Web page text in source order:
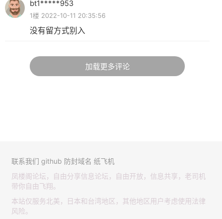
bt1*****953
1楼 2022-10-11 20:35:56
没有留方式别入
加载更多评论
联系我们 github 防封域名 纸飞机
凤楼阁论坛，自由分享信息论坛，自由开放，信息共享，老司机
带你自由飞翔。
本站仅服务北美，日本和台湾地区，其他地区用户考虑使用法律
风险。